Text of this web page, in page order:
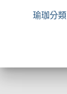
瑜珈分類